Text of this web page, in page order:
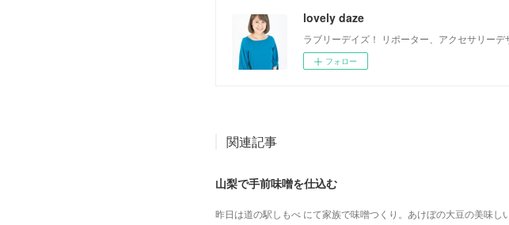
lovely daze
ラブリーデイズ！ リポーター、アクセサリー
フォロー
関連記事
山梨で手前味噌を仕込む
昨日は道の駅しもべ にて家族で味噌つくり。あけぼの大豆の美味